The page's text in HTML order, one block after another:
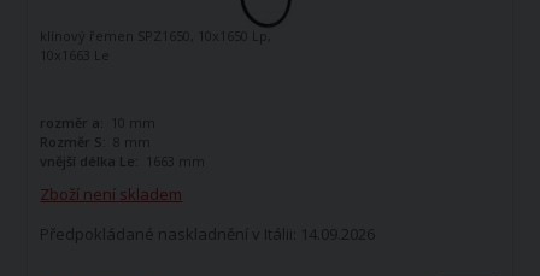
Zboží není skladem
Předpokládané naskladnění v Itálii: 14.09.2026
klínový řemen SPZ1650, 10x1650 Lp,
10x1663 Le
rozměr a:
10 mm
Rozměr S:
8 mm
vnější délka Le:
1663 mm